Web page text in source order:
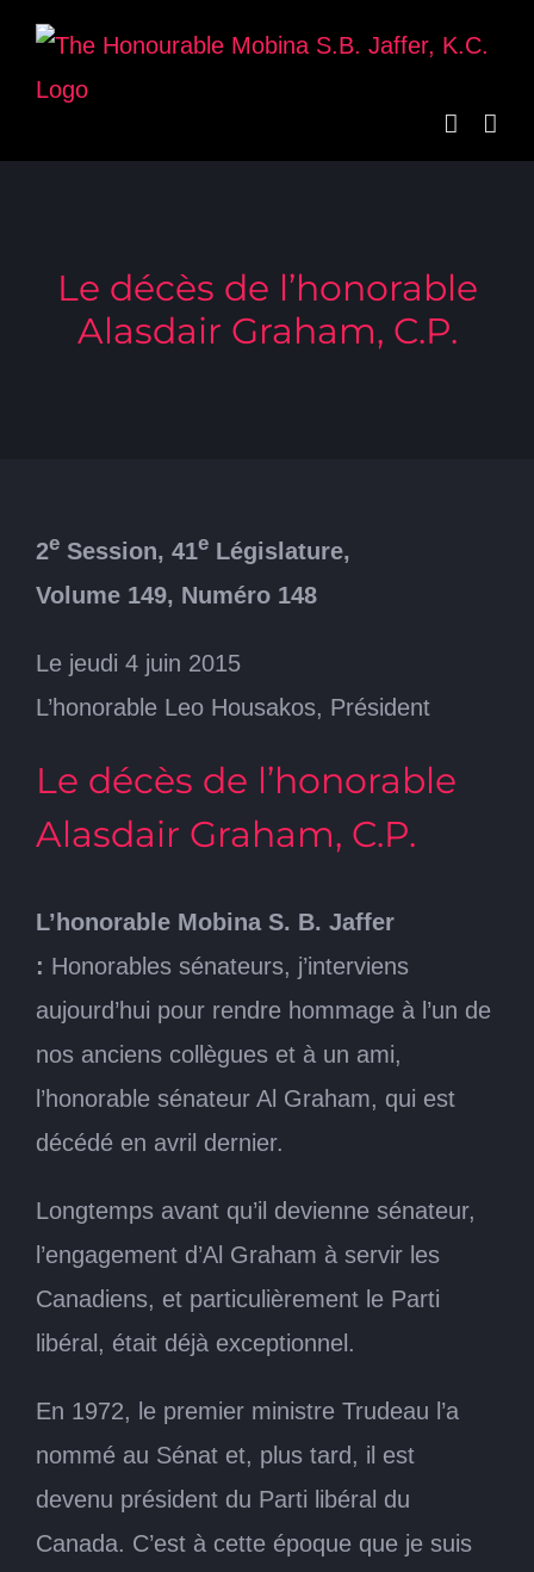
Skip
content
Le décès de l’honorable
Alasdair Graham, C.P.
2e Session, 41e Législature,
Volume 149, Numéro 148
Le jeudi 4 juin 2015
L’honorable Leo Housakos, Président
Le décès de l’honorable
Alasdair Graham, C.P.
L’honorable Mobina S. B. Jaffer
: Honorables sénateurs, j’interviens
aujourd’hui pour rendre hommage à l’un de
nos anciens collègues et à un ami,
l’honorable sénateur Al Graham, qui est
décédé en avril dernier.
Longtemps avant qu’il devienne sénateur,
l’engagement d’Al Graham à servir les
Canadiens, et particulièrement le Parti
libéral, était déjà exceptionnel.
En 1972, le premier ministre Trudeau l’a
nommé au Sénat et, plus tard, il est
devenu président du Parti libéral du
Canada. C’est à cette époque que je suis